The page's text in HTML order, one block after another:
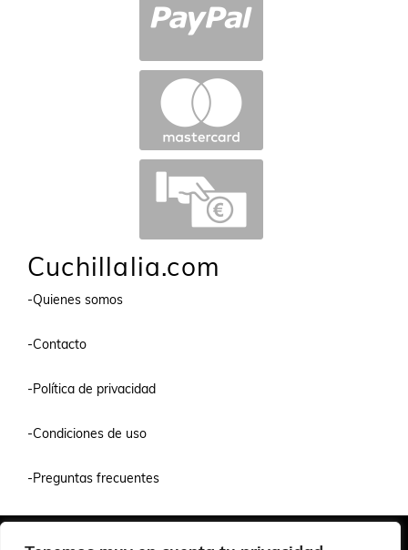
Cuchillalia.com
-Quienes somos
-Contacto
-Política de privacidad
-Condiciones de uso
-Preguntas frecuentes